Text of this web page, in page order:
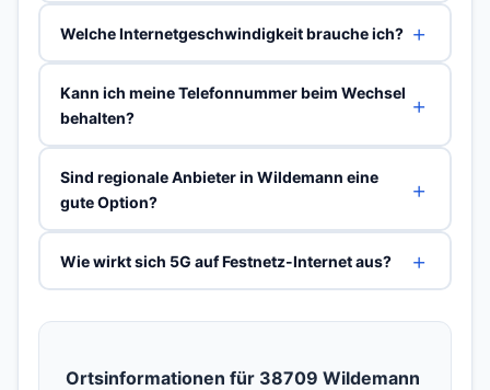
Welche Internetgeschwindigkeit brauche ich?
Kann ich meine Telefonnummer beim Wechsel
behalten?
Sind regionale Anbieter in Wildemann eine
gute Option?
Wie wirkt sich 5G auf Festnetz-Internet aus?
Ortsinformationen für 38709 Wildemann